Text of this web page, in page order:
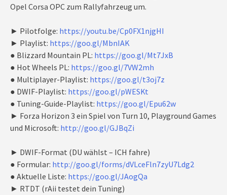
Opel Corsa OPC zum Rallyfahrzeug um.
► Pilotfolge: https://youtu.be/Cp0FX1njgHI
► Playlist: https://goo.gl/MbnIAK
● Blizzard Mountain PL: https://goo.gl/Mt7JxB
● Hot Wheels PL: https://goo.gl/7VW2mh
● Multiplayer-Playlist: https://goo.gl/t3oj7z
● DWIF-Playlist: https://goo.gl/pWESKt
● Tuning-Guide-Playlist: https://goo.gl/Epu62w
► Forza Horizon 3 ein Spiel von Turn 10, Playground Games
und Microsoft: http://goo.gl/GJBqZi
► DWIF-Format (DU wählst – ICH fahre)
● Formular: http://goo.gl/forms/dVLceFln7zyU7Ldg2
● Aktuelle Liste: https://goo.gl/JAogQa
► RTDT (rAii testet dein Tuning)